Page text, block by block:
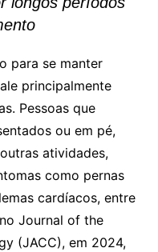
para se manter
principalmente
Pessoas que
ou em pé,
atividades,
como pernas
cardíacos, entre
Journal of the
(JACC), em 2024,